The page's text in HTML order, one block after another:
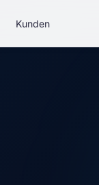
Kunden